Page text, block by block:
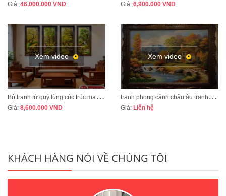
Giá: 46,000.000 VND Giá: 6,900.000 VND
Xem video
B
ộ tranh tứ quý tùng cúc trúc mai tranh bốn mùa xuân hạ thu đông mã TQ13A
Giá: 8,600.000 VND
Xem video
t
ranh phong cảnh châu âu tranh sơn dầu cao cấp mã CA01
Giá: Liên hệ
KHÁCH HÀNG NÓI VỀ CHÚNG TÔI